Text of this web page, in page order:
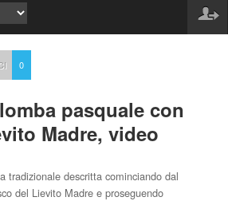
0
pasquale con
Madre, video
tradizionale descritta cominciando dal
del Lievito Madre e proseguendo